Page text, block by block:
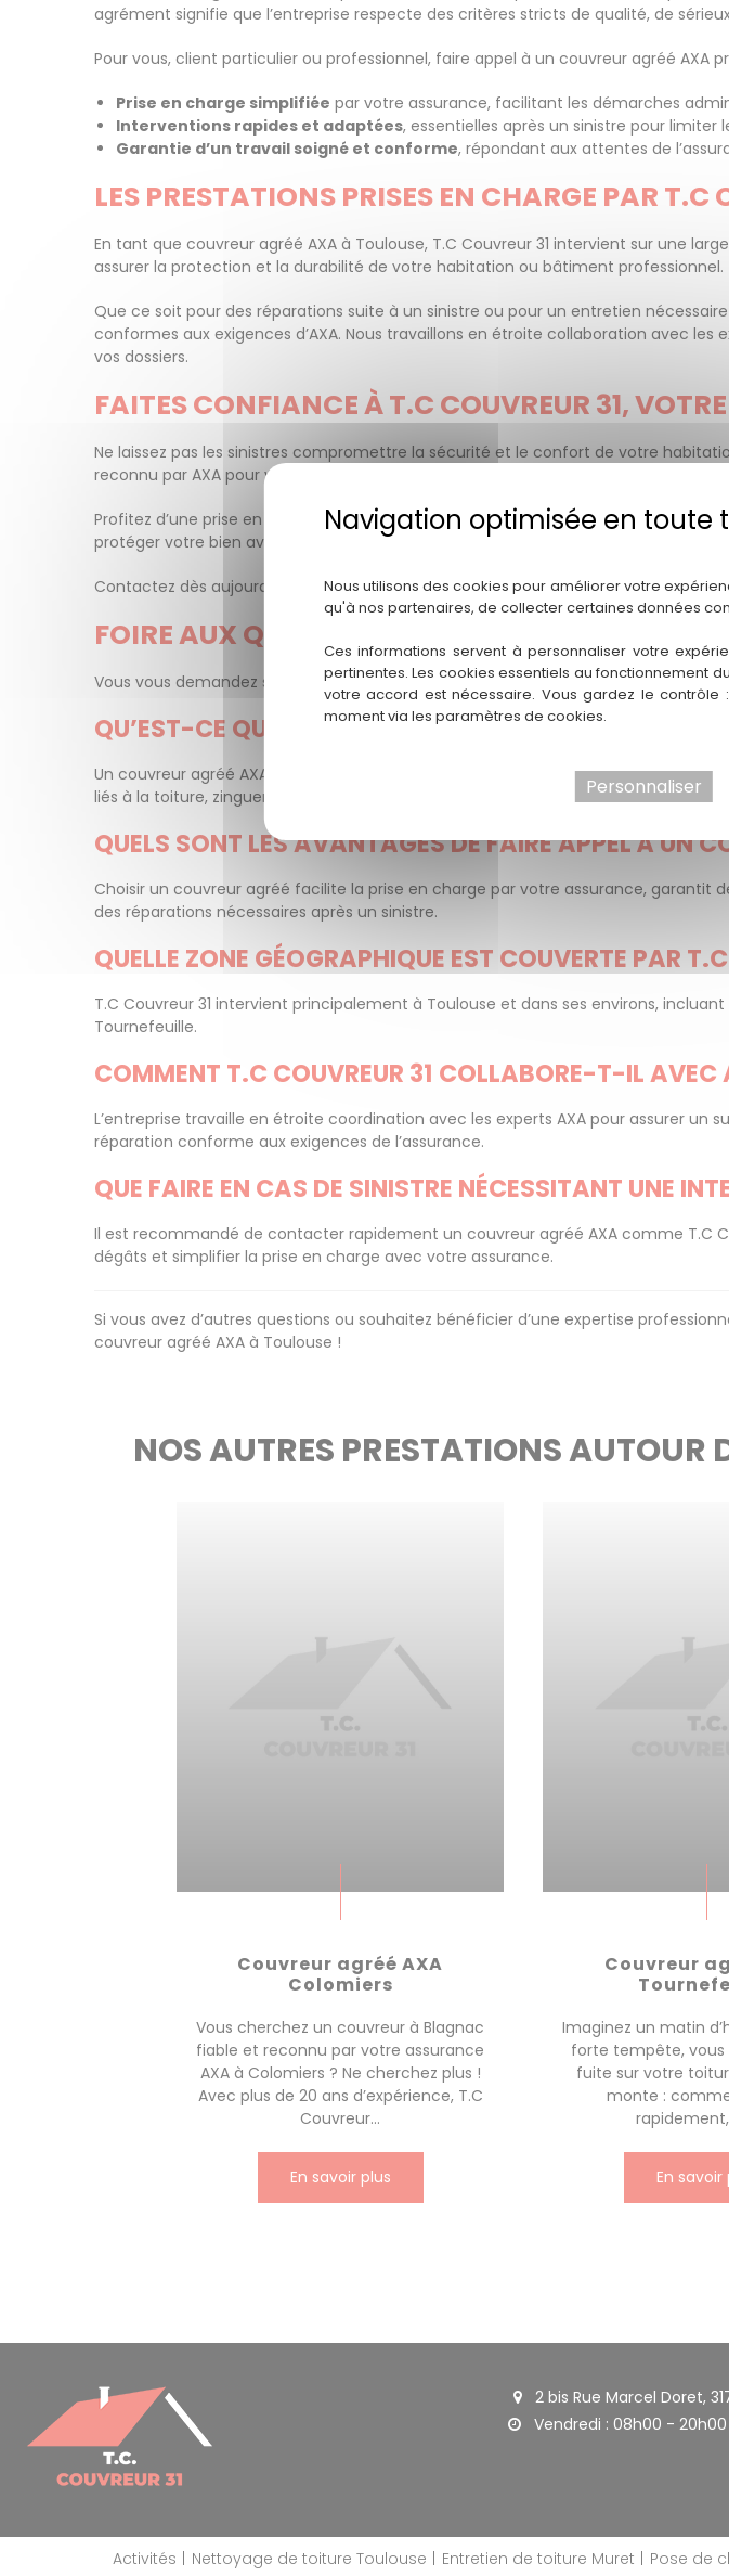
agrément signifie que l’entreprise respecte des critères stricts de qualité, de
Pour vous, client particulier ou professionnel, faire appel à un couvreur agréé AXA
Prise en charge simplifiée par votre assurance, facilitant les démarches
Interventions rapides et adaptées, essentielles après un sinistre pour limiter
Garantie d’un travail soigné et conforme, répondant aux attentes de
LES PRESTATIONS PRISES EN CHARGE PAR
En tant que couvreur agréé AXA à Toulouse, T.C Couvreur 31 intervient sur une
assurer la protection et la durabilité de votre habitation ou bâtiment professionnel.
Que ce soit pour des réparations suite à un sinistre ou pour un entretien
conformes aux exigences d’AXA. Nous travaillons en étroite collaboration avec
vos dossiers.
FAITES CONFIANCE À T.C COUVREUR 31,
Ne laissez pas les sinistres compromettre la sécurité et le confort de votre
reconnu par AXA pour vous accompagner efficacement dans vos travaux de
Profitez d’une prise en charge simplifiée, d’interventions rapides et d’un travail
protéger votre bien avec un expert local qui met son savoir-faire au service de
Contactez dès aujourd’hui T.C Couvreur 31 et découvrez comment notre
FOIRE AUX QUESTIONS – COUVREUR AGRÉÉ
Vous vous demandez sûrement :pourquoi choisir un couvreur agréé AXA est-
QU’EST-CE QU’UN COUVREUR AGRÉÉ AXA ?
Un couvreur agréé AXA est un professionnel reconnu par l’assurance AXA, qui
liés à la toiture, zinguerie ou charpente dans le cadre d’un sinistre.
QUELS SONT LES AVANTAGES DE FAIRE APPEL À UN
Choisir un couvreur agréé facilite la prise en charge par votre assurance,
des réparations nécessaires après un sinistre.
QUELLE ZONE GÉOGRAPHIQUE EST COUVERTE PAR
T.C Couvreur 31 intervient principalement à Toulouse et dans ses environs,
Tournefeuille.
COMMENT T.C COUVREUR 31 COLLABORE-T-IL AVEC
L’entreprise travaille en étroite coordination avec les experts AXA pour assurer
réparation conforme aux exigences de l’assurance.
QUE FAIRE EN CAS DE SINISTRE NÉCESSITANT UNE
Il est recommandé de contacter rapidement un couvreur agréé AXA comme T.C
dégâts et simplifier la prise en charge avec votre assurance.
Si vous avez d’autres questions ou souhaitez bénéficier d’une expertise
couvreur agréé AXA à Toulouse !
NOS AUTRES PRESTATIONS AUTOUR
Couvreur agréé AXA
Colomiers
Vous cherchez un couvreur à Blagnac
fiable et reconnu par votre assurance
AXA à Colomiers ? Ne cherchez plus !
Avec plus de 20 ans d’expérience, T.C
Couvreur...
En savoir plus
Couvreur
Imaginez un matin
forte tempête, vous
fuite sur votre
monte :
rapidement,
En savoir
2 bis Rue Marcel Doret,
Vendredi : 08h00 - 20h00
Activités Nettoyage de toiture Toulouse Entretien de toiture Muret Pose de
Nous utilisons des cookies pour améliorer votre
qu'à nos partenaires, de collecter certaines données
Ces informations servent à personnaliser votre
pertinentes. Les cookies essentiels au fonctionnement
votre accord est nécessaire. Vous gardez le
moment via les paramètres de cookies.
Personnaliser